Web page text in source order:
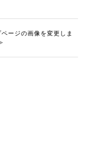
ページの画像を変更しま